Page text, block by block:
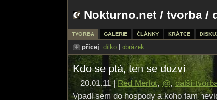
Nokturno.net / tvorba/
TVORBA GALERIE ČLÁNKY KRÁTCE
přidej: dílko obrázek
Kdo se ptá, ten se dozví
20.01.11 | Red Merlot,@,další
Vpadl sem do hospody a koho tam